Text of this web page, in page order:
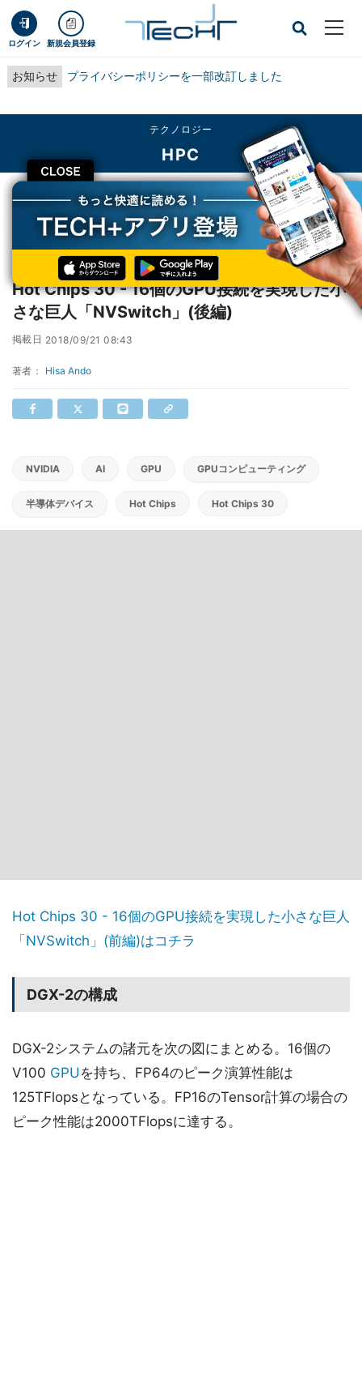
ログイン 新規会員登録
お知らせ プライバシーポリシーを一部改訂しました
CLOSE
テクノロジー
HPC
TECH+ テクノロジー
HPC
Hot Chips 30 - 16個のGPU接続を実現した小さな巨人「NVSwitch」(後編)
Hot Chips 30 - 16個のGPU接続を実現した小
さな巨人「NVSwitch」(後編)
掲載日 2018/09/21 08:43
著者： Hisa Ando
NVIDIA AI GPU GPUコンピューティング
半導体デバイス Hot Chips Hot Chips 30
Hot Chips 30 - 16個のGPU接続を実現した小さな巨人
「NVSwitch」(前編)はコチラ
DGX-2の構成
DGX-2システムの諸元を次の図にまとめる。16個の
V100 GPUを持ち、FP64のピーク演算性能は
125TFlopsとなっている。FP16のTensor計算の場合の
ピーク性能は2000TFlopsに達する。